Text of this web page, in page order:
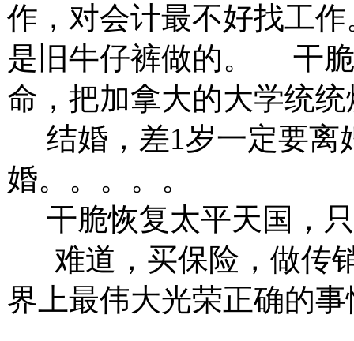
作，对会计最不好找工
是旧牛仔裤做的。 干脆
命，把加拿大的大学统统
结婚，差1岁一定要离
婚。。。。。
干脆恢复太平天国，
难道，买保险，做传
界上最伟大光荣正确的